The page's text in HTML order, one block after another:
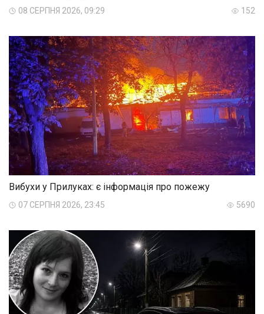
08 СЕРПНЯ 2026, 09:29 152
Вибухи у Прилуках: є інформація про пожежу
07 СЕРПНЯ 2026, 23:45 5690